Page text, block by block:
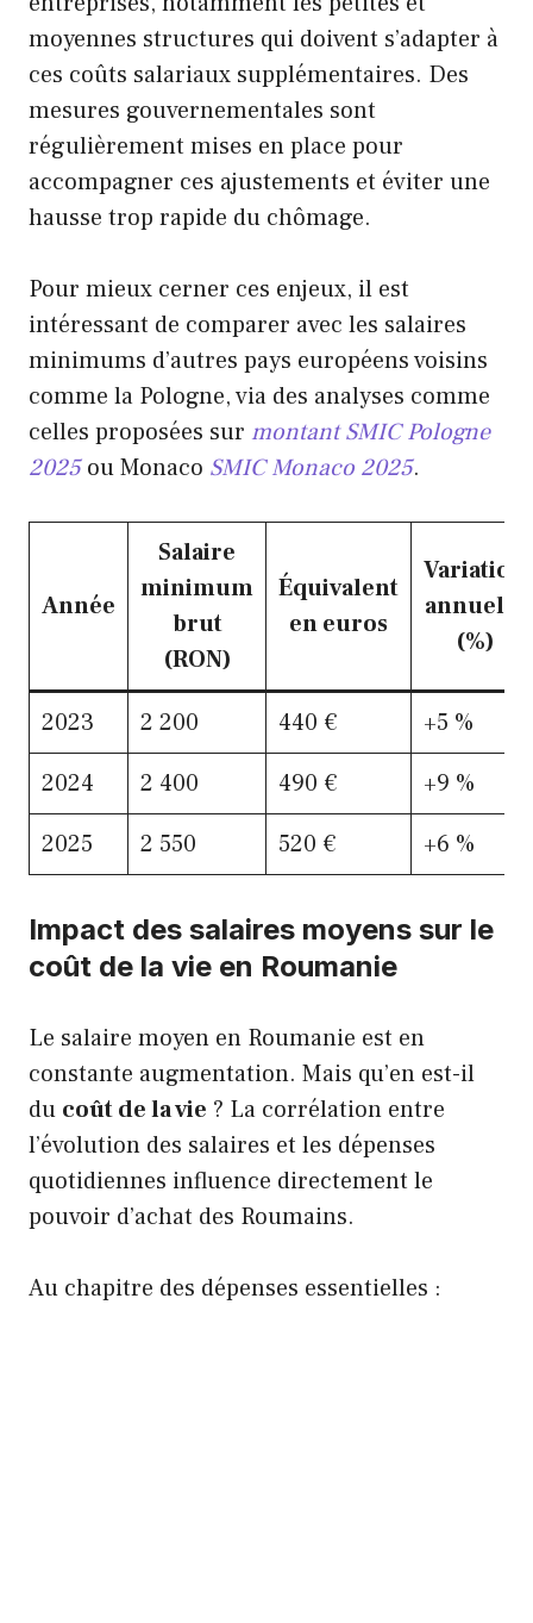
moyennes structures qui doivent s’adapter à
ces coûts salariaux supplémentaires. Des
mesures gouvernementales sont
régulièrement mises en place pour
accompagner ces ajustements et éviter une
hausse trop rapide du chômage.
Pour mieux cerner ces enjeux, il est
intéressant de comparer avec les salaires
minimums d’autres pays européens voisins
comme la Pologne, via des analyses comme
celles proposées sur montant SMIC Pologne
2025ou Monaco SMIC Monaco 2025.
Année
Salaire
minimum
brut
(RON)
Équivalent
en euros
Variation
annuelle
(%)
2023 2 200 440 €
+5 %
2024
2 400 490 €
+9 %
2025
2 550 520 € +6 %
Impact des salaires moyens sur le
coût de la vie en Roumanie
Le salaire moyen en Roumanie est en
constante augmentation. Mais qu’en est-il
du coût de la vie ? La corrélation entre
l’évolution des salaires et les dépenses
quotidiennes influence directement le
pouvoir d’achat des Roumains.
Au chapitre des dépenses essentielles :